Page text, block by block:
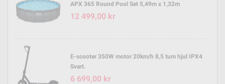
APX 365 Round Pool Set 5,49m x 1,32m
12 499,00 kr
E-scooter 350W motor 20km/h 8,5 tum hjul IPX4
Svart.
6 699,00 kr